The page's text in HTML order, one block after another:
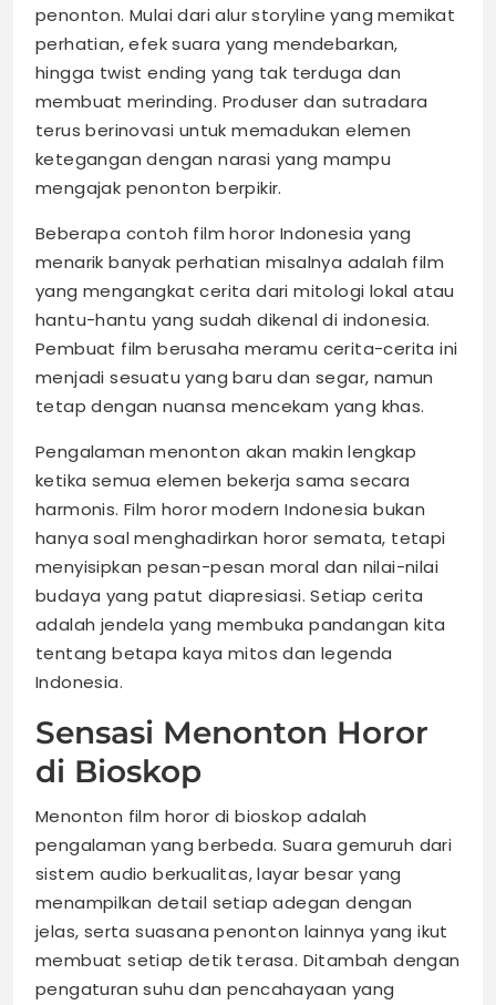
penonton. Mulai dari alur storyline yang memikat
perhatian, efek suara yang mendebarkan,
hingga twist ending yang tak terduga dan
membuat merinding. Produser dan sutradara
terus berinovasi untuk memadukan elemen
ketegangan dengan narasi yang mampu
mengajak penonton berpikir.
Beberapa contoh film horor Indonesia yang
menarik banyak perhatian misalnya adalah film
yang mengangkat cerita dari mitologi lokal atau
hantu-hantu yang sudah dikenal di indonesia.
Pembuat film berusaha meramu cerita-cerita ini
menjadi sesuatu yang baru dan segar, namun
tetap dengan nuansa mencekam yang khas.
Pengalaman menonton akan makin lengkap
ketika semua elemen bekerja sama secara
harmonis. Film horor modern Indonesia bukan
hanya soal menghadirkan horor semata, tetapi
menyisipkan pesan-pesan moral dan nilai-nilai
budaya yang patut diapresiasi. Setiap cerita
adalah jendela yang membuka pandangan kita
tentang betapa kaya mitos dan legenda
Indonesia.
Sensasi Menonton Horor
di Bioskop
Menonton film horor di bioskop adalah
pengalaman yang berbeda. Suara gemuruh dari
sistem audio berkualitas, layar besar yang
menampilkan detail setiap adegan dengan
jelas, serta suasana penonton lainnya yang ikut
membuat setiap detik terasa. Ditambah dengan
pengaturan suhu dan pencahayaan yang